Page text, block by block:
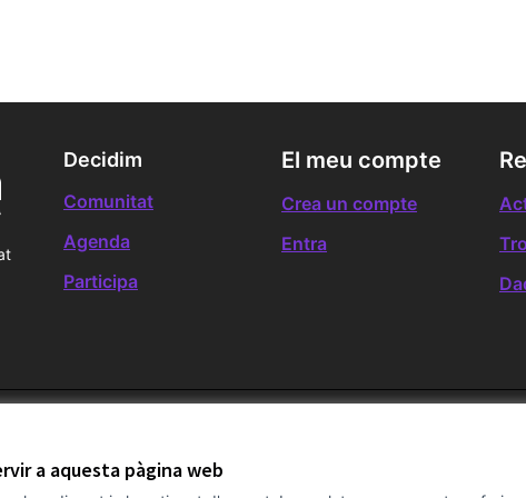
a aquesta pàgina web
Decidim
Comunitat
Agenda
Participa
El meu compte
Crea un compte
Entra